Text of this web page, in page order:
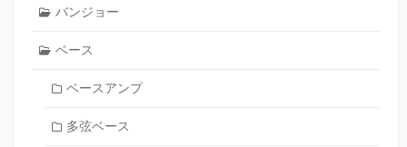
バンジョー
ベース
ベースアンプ
多弦ベース